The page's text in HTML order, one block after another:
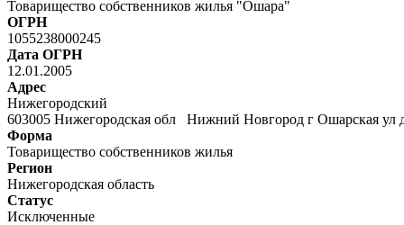
Товарищество собственников жилья "Ошара"
ОГРН
1055238000245
Дата ОГРН
12.01.2005
Адрес
Нижегородский
603005 Нижегородская обл Нижний Новгород г Ошарская ул
Форма
Товарищество собственников жилья
Регион
Нижегородская область
Статус
Исключенные